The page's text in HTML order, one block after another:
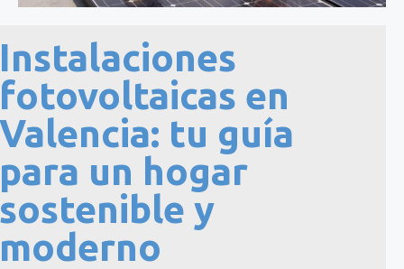
Instalaciones
fotovoltaicas en
Valencia: tu guía
para un hogar
sostenible y
moderno